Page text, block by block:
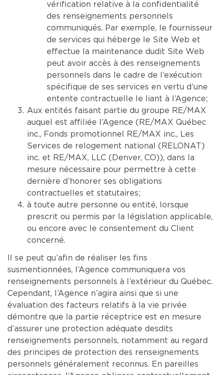
vérification relative à la confidentialité
des renseignements personnels
communiqués. Par exemple, le fournisseur
de services qui héberge le Site Web et
effectue la maintenance dudit Site Web
peut avoir accès à des renseignements
personnels dans le cadre de l’exécution
spécifique de ses services en vertu d’une
entente contractuelle le liant à l’Agence;
Aux entités faisant partie du groupe RE/MAX
auquel est affiliée l’Agence (RE/MAX Québec
inc., Fonds promotionnel RE/MAX inc., Les
Services de relogement national (RELONAT)
inc. et RE/MAX, LLC (Denver, CO)), dans la
mesure nécessaire pour permettre à cette
dernière d’honorer ses obligations
contractuelles et statutaires;
à toute autre personne ou entité, lorsque
prescrit ou permis par la législation applicable,
ou encore avec le consentement du Client
concerné.
Il se peut qu’afin de réaliser les fins
susmentionnées, l’Agence communiquera vos
renseignements personnels à l’extérieur du Québec.
Cependant, l’Agence n’agira ainsi que si une
évaluation des facteurs relatifs à la vie privée
démontre que la partie réceptrice est en mesure
d’assurer une protection adéquate desdits
renseignements personnels, notamment au regard
des principes de protection des renseignements
personnels généralement reconnus. En pareilles